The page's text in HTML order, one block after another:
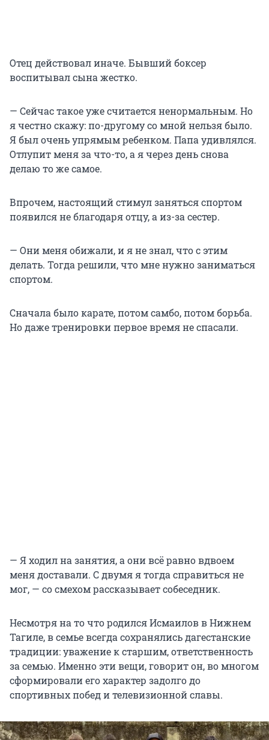
Отец действовал иначе. Бывший боксер
воспитывал сына жестко.
— Сейчас такое уже считается ненормальным. Но
я честно скажу: по-другому со мной нельзя было.
Я был очень упрямым ребенком. Папа удивлялся.
Отлупит меня за что-то, а я через день снова
делаю то же самое.
Впрочем, настоящий стимул заняться спортом
появился не благодаря отцу, а из-за сестер.
— Они меня обижали, и я не знал, что с этим
делать. Тогда решили, что мне нужно заниматься
спортом.
Сначала было карате, потом самбо, потом борьба.
Но даже тренировки первое время не спасали.
— Я ходил на занятия, а они всё равно вдвоем
меня доставали. С двумя я тогда справиться не
мог, — со смехом рассказывает собеседник.
Несмотря на то что родился Исмаилов в Нижнем
Тагиле, в семье всегда сохранялись дагестанские
традиции: уважение к старшим, ответственность
за семью. Именно эти вещи, говорит он, во многом
сформировали его характер задолго до
спортивных побед и телевизионной славы.